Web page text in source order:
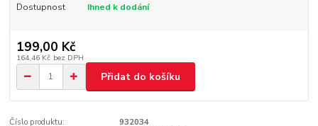
Dostupnost Ihned k dodání
199,00 Kč
164,46 Kč bez DPH
Přidat do košíku
Číslo produktu:
932034